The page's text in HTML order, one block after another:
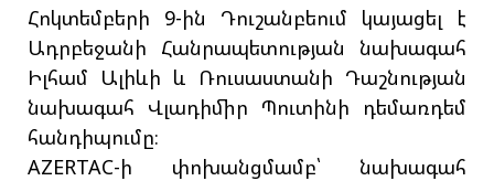
Հոկտեմբերի 9-ին Դուշանբեում կայացել է
Ադրբեջանի Հանրապետության նախագահ
Իլհամ Ալիևի և Ռուսաստանի Դաշնության
նախագահ Վլադիմիր Պուտինի դեմառդեմ
հանդիպումը։
AZERTAC-ի փոխանցմամբ՝ նախագահ